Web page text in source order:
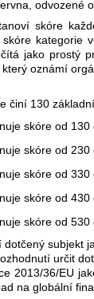
odvozené
skóre
kategorie
jako prostý
oznámí
činí 130
skóre od
skóre od
skóre od
skóre od
skóre od
subjekt
určit
2013/36/EU
na globální